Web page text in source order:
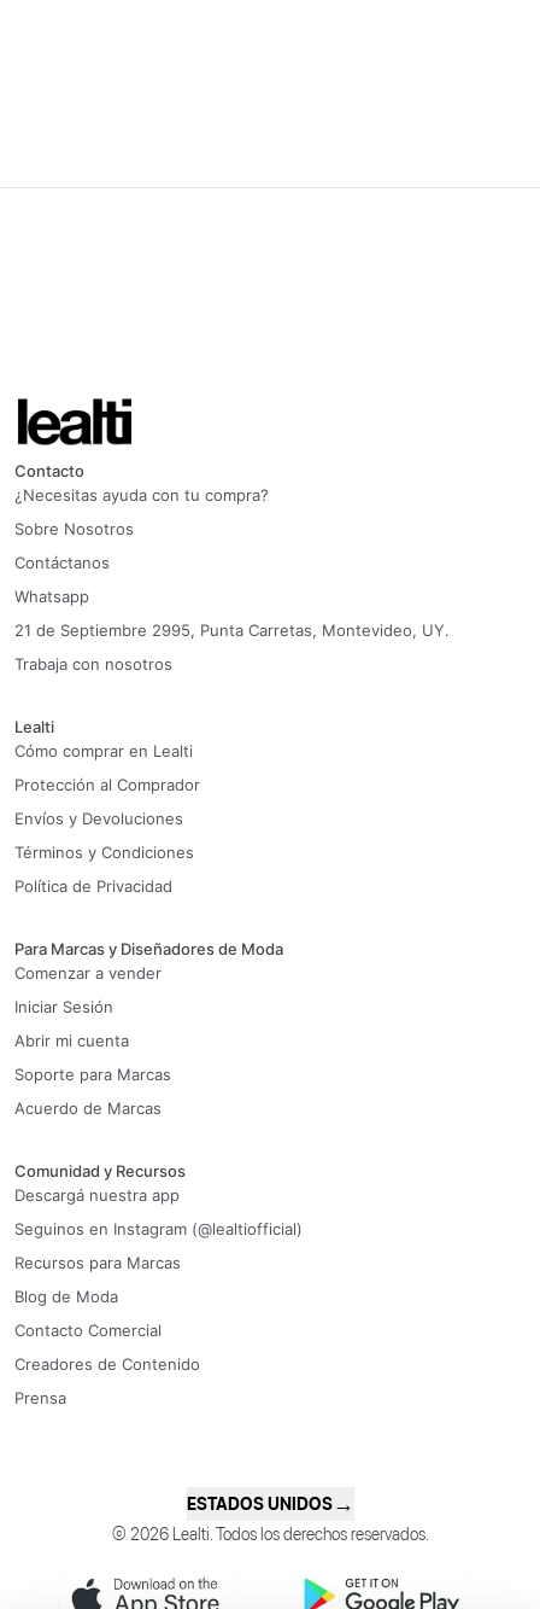
Contacto
¿Necesitas ayuda con tu compra?
Sobre Nosotros
Contáctanos
Whatsapp
21 de Septiembre 2995, Punta Carretas, Montevideo, UY.
Trabaja con nosotros
Lealti
Cómo comprar en Lealti
Protección al Comprador
Envíos y Devoluciones
Términos y Condiciones
Política de Privacidad
Para Marcas y Diseñadores de Moda
Comenzar a vender
Iniciar Sesión
Abrir mi cuenta
Soporte para Marcas
Acuerdo de Marcas
Comunidad y Recursos
Descargá nuestra app
Seguinos en Instagram (@lealtiofficial)
Recursos para Marcas
Blog de Moda
Contacto Comercial
Creadores de Contenido
Prensa
ESTADOS UNIDOS→
© 2026 Lealti. Todos los derechos reservados.